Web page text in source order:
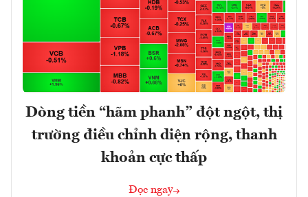
Dòng tiền “hãm phanh” đột ngột, thị
trường điều chỉnh diện rộng, thanh
khoản cực thấp
Đọc ngay